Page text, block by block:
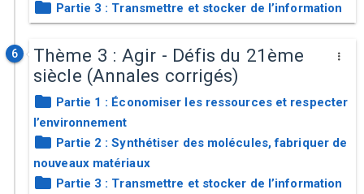
Partie 3 : Transmettre et stocker de l’information
6
Thème 3 : Agir - Défis du 21ème
siècle (Annales corrigés)
Partie 1 : Économiser les ressources et respecter
l’environnement
Partie 2 : Synthétiser des molécules, fabriquer de
nouveaux matériaux
Partie 3 : Transmettre et stocker de l’information